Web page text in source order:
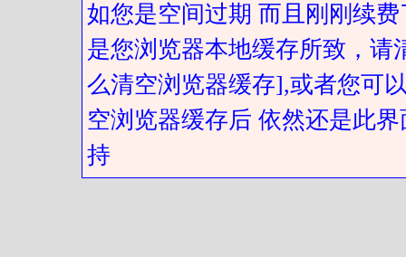
如您是空间过期 而且刚刚续
是您浏览器本地缓存所致，
么清空浏览器缓存],或者您可
空浏览器缓存后 依然还是此
持